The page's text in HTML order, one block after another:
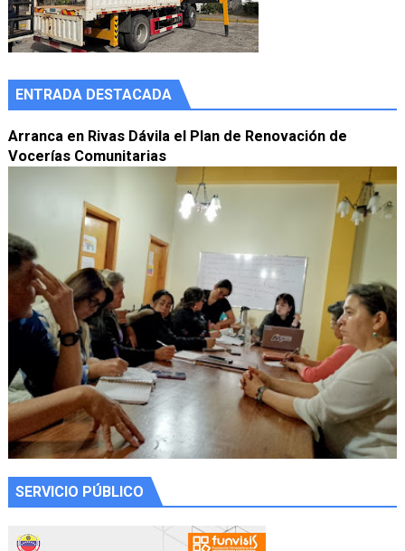
ENTRADA DESTACADA
Arranca en Rivas Dávila el Plan de Renovación de
Vocerías Comunitarias
SERVICIO PÚBLICO